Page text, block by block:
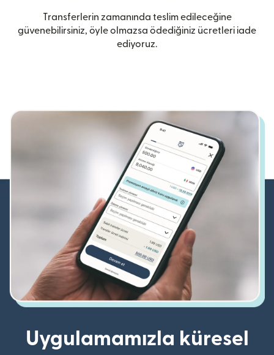
Transferlerin zamanında teslim edileceğine
güvenebilirsiniz, öyle olmazsa ödediğiniz ücretleri iade
ediyoruz.
Uygulamamızla küresel